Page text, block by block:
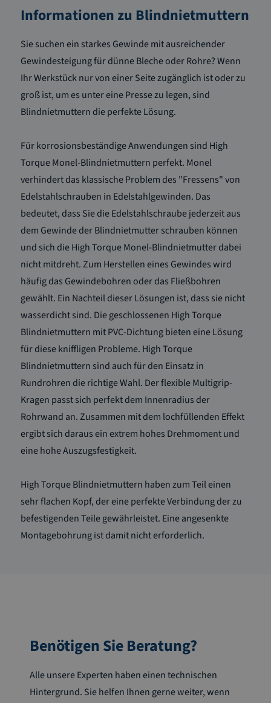
Informationen zu Blindnietmuttern
Sie suchen ein starkes Gewinde mit ausreichender
Gewindesteigung für dünne Bleche oder Rohre? Wenn
Ihr Werkstück nur von einer Seite zugänglich ist oder zu
groß ist, um es unter eine Presse zu legen, sind
Blindnietmuttern die perfekte Lösung.
Für korrosionsbeständige Anwendungen sind High
Torque Monel-Blindnietmuttern perfekt. Monel
verhindert das klassische Problem des "Fressens" von
Edelstahlschrauben in Edelstahlgewinden. Das
bedeutet, dass Sie die Edelstahlschraube jederzeit aus
dem Gewinde der Blindnietmutter schrauben können
und sich die High Torque Monel-Blindnietmutter dabei
nicht mitdreht. Zum Herstellen eines Gewindes wird
häufig das Gewindebohren oder das Fließbohren
gewählt. Ein Nachteil dieser Lösungen ist, dass sie nicht
wasserdicht sind. Die geschlossenen High Torque
Blindnietmuttern mit PVC-Dichtung bieten eine Lösung
für diese kniffligen Probleme. High Torque
Blindnietmuttern sind auch für den Einsatz in
Rundrohren die richtige Wahl. Der flexible Multigrip-
Kragen passt sich perfekt dem Innenradius der
Rohrwand an. Zusammen mit dem lochfüllenden Effekt
ergibt sich daraus ein extrem hohes Drehmoment und
eine hohe Auszugsfestigkeit.
High Torque Blindnietmuttern haben zum Teil einen
sehr flachen Kopf, der eine perfekte Verbindung der zu
befestigenden Teile gewährleistet. Eine angesenkte
Montagebohrung ist damit nicht erforderlich.
Benötigen Sie Beratung?
Alle unsere Experten haben einen technischen
Hintergrund. Sie helfen Ihnen gerne weiter, wenn